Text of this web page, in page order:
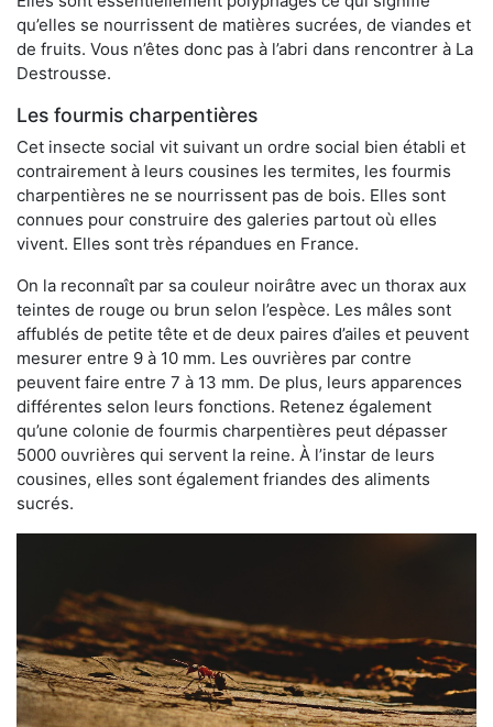
qu’elles se nourrissent de matières sucrées, de viandes et
de fruits. Vous n’êtes donc pas à l’abri dans rencontrer à La
Destrousse.
Les fourmis charpentières
Cet insecte social vit suivant un ordre social bien établi et
contrairement à leurs cousines les termites, les fourmis
charpentières ne se nourrissent pas de bois. Elles sont
connues pour construire des galeries partout où elles
vivent. Elles sont très répandues en France.
On la reconnaît par sa couleur noirâtre avec un thorax aux
teintes de rouge ou brun selon l’espèce. Les mâles sont
affublés de petite tête et de deux paires d’ailes et peuvent
mesurer entre 9 à 10 mm. Les ouvrières par contre
peuvent faire entre 7 à 13 mm. De plus, leurs apparences
différentes selon leurs fonctions. Retenez également
qu’une colonie de fourmis charpentières peut dépasser
5000 ouvrières qui servent la reine. À l’instar de leurs
cousines, elles sont également friandes des aliments
sucrés.